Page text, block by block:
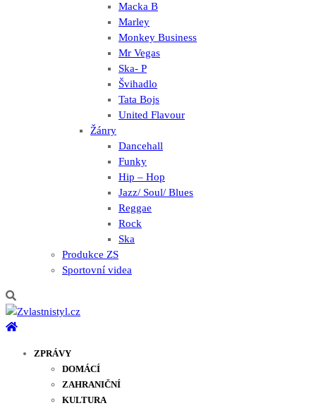
Macka B
Marley
Monkey Business
Mr Vegas
Ska- P
Švihadlo
Tata Bojs
United Flavour
Žánry
Dancehall
Funky
Hip – Hop
Jazz/ Soul/ Blues
Reggae
Rock
Ska
Produkce ZS
Sportovní videa
ZPRÁVY
DOMÁCÍ
ZAHRANIČNÍ
KULTURA